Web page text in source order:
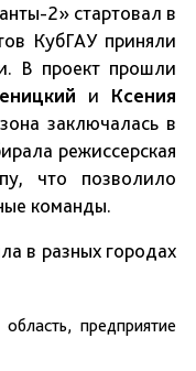
2» стартовал в
КубГАУ приняли
В проект прошли
и Ксения
заключалась в
режиссерская
что позволило
команды.
в разных городах
предприятие